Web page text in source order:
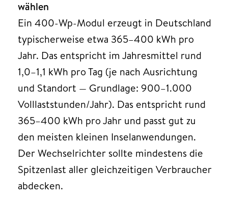
wählen
Ein 400-Wp-Modul erzeugt in Deutschland
typischerweise etwa 365–400 kWh pro
Jahr. Das entspricht im Jahresmittel rund
1,0–1,1 kWh pro Tag (je nach Ausrichtung
und Standort — Grundlage: 900–1.000
Volllaststunden/Jahr). Das entspricht rund
365–400 kWh pro Jahr und passt gut zu
den meisten kleinen Inselanwendungen.
Der Wechselrichter sollte mindestens die
Spitzenlast aller gleichzeitigen Verbraucher
abdecken.